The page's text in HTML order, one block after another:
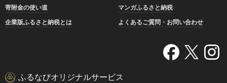
寄附金の使い道
マンガふるさと納税
企業版ふるさと納税とは
よくあるご質問・お問い合わせ
ふるなびオリジナルサービス